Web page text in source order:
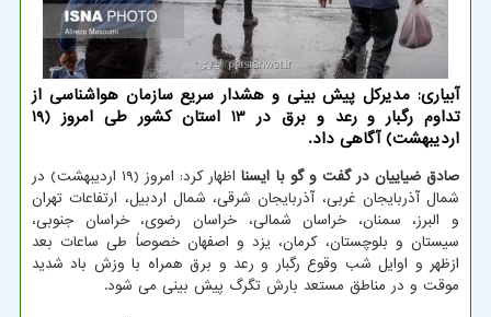
آبیاری: مدیرکل پیش بینی و هشدار سریع سازمان هواشناسی از
تداوم رگبار و رعد و برق در 13 استان کشور طی امروز (19
اردیبهشت) آگاهی داد.
صادق ضیاییان در گفت و گو با ایسنا
اظهار کرد: امروز (۱۹ اردیبهشت) در
شمال آذربایجان غربی، آذربایجان شرقی، شمال اردبیل، ارتفاعات تهران
و البرز، سمنان، خراسان شمالی، خراسان رضوی، خراسان جنوبی،
سیستان و بلوچستان، کرمان، یزد و اصفهان خصوصاً طی ساعات بعد
ازظهر و اوایل شب وقوع رگبار و رعد و برق همراه با وزش باد شدید
موقت و در مناطق مستعد بارش تگرگ پیش بینی می شود.